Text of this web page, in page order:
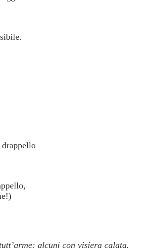
alcuni con visiera calata.